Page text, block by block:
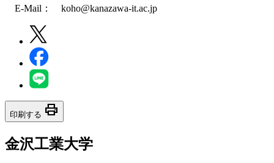
E-Mail： koho@kanazawa-it.ac.jp
印刷する print
金沢工業大学